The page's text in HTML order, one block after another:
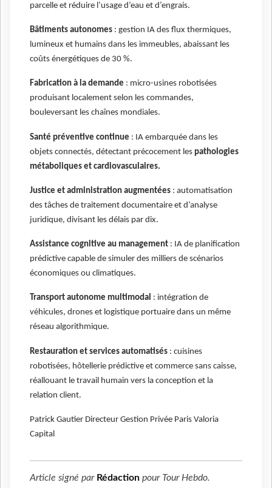
parcelle et réduire l’usage d’eau et d’engrais.
Bâtiments autonomes : gestion IA des flux thermiques,
lumineux et humains dans les immeubles, abaissant les
coûts énergétiques de 30 %.
Fabrication à la demande : micro-usines robotisées
produisant localement selon les commandes,
bouleversant les chaînes mondiales.
Santé préventive continue : IA embarquée dans les
objets connectés, détectant précocement les pathologies
métaboliques et cardiovasculaires.
Justice et administration augmentées : automatisation
des tâches de traitement documentaire et d’analyse
juridique, divisant les délais par dix.
Assistance cognitive au management : IA de planification
prédictive capable de simuler des milliers de scénarios
économiques ou climatiques.
Transport autonome multimodal : intégration de
véhicules, drones et logistique portuaire dans un même
réseau algorithmique.
Restauration et services automatisés : cuisines
robotisées, hôtellerie prédictive et commerce sans caisse,
réallouant le travail humain vers la conception et la
relation client.
Patrick Gautier Directeur Gestion Privée Paris Valoria
Capital
Article signé par Rédaction pour Tour Hebdo.